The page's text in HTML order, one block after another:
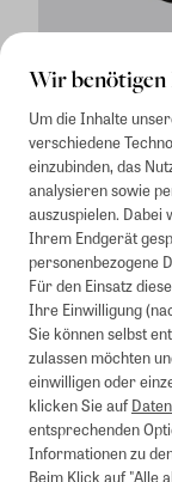
Wir
Um die Inhalte
verschiedene
einzubinden, das
analysieren sowie
auszuspielen.
Ihrem Endgerät
personenbezogene
Für den Einsatz
Ihre Einwilligung
Sie können selbst
zulassen möchten
einwilligen oder
klicken Sie auf
entsprechenden
Informationen zu
Beim Klick auf "Alle
Barauszahlung
Briefsendungen
Weitere
Alle